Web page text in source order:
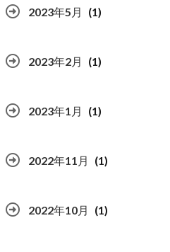
2023年5月 (1)
2023年2月 (1)
2023年1月 (1)
2022年11月 (1)
2022年10月 (1)